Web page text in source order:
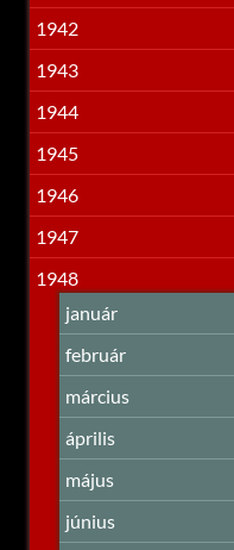
1942
1943
1944
1945
1946
1947
1948
január
február
március
április
május
június